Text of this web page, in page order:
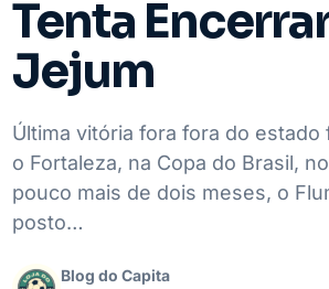
Tenta
Jejum
Última vitória fora fora do estado
o Fortaleza, na Copa do Brasil,
pouco mais de dois meses, o
posto…
Blog do Capita